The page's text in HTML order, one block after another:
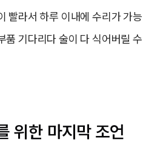
빨라서 하루 이내에 수리가 가능
품 기다리다 술이 다 식어버릴 수
위한 마지막 조언